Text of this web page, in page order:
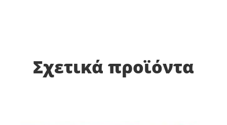
Σχετικά προϊόντα